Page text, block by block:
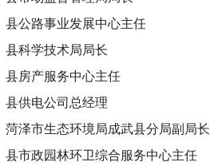
县公路事业发展中心主任
县科学技术局局长
县房产服务中心主任
县供电公司总经理
菏泽市生态环境局成武县分局副局长
县市政园林环卫综合服务中心主任